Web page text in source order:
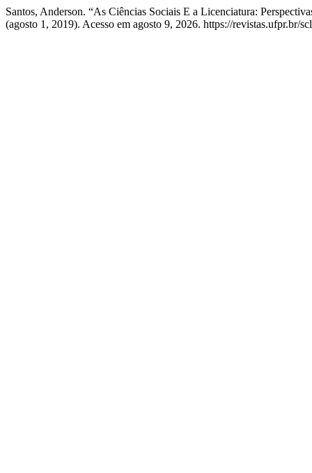
Santos, Anderson. “As Ciências Sociais E a Licenciatura:
(agosto 1, 2019). Acesso em agosto 9, 2026. https://revistas.ufpr.br/